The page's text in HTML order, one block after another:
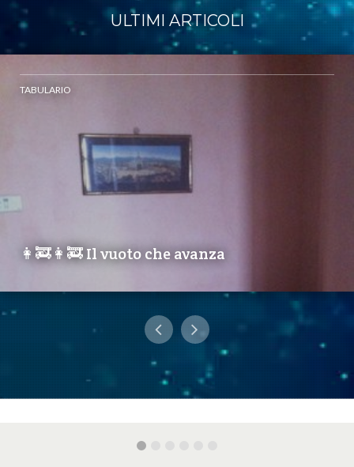
ULTIMI ARTICOLI
TABULARIO
👩‍🚒️👩‍🚒️ Il vuoto che avanza